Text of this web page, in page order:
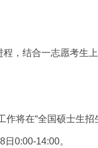
结合一志愿考生
作将在“全国硕士生
0:00-14:00。